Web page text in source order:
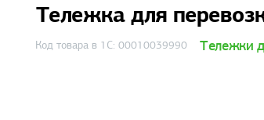
Тележка для
Код товара в 1С: 00010039990 Тележки